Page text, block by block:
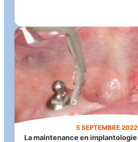
5 SEPTEMBRE 2022
La maintenance en implantologie